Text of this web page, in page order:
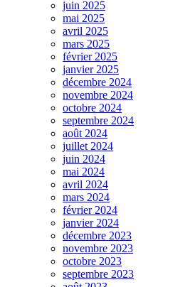
juin 2025
mai 2025
avril 2025
mars 2025
février 2025
janvier 2025
décembre 2024
novembre 2024
octobre 2024
septembre 2024
août 2024
juillet 2024
juin 2024
mai 2024
avril 2024
mars 2024
février 2024
janvier 2024
décembre 2023
novembre 2023
octobre 2023
septembre 2023